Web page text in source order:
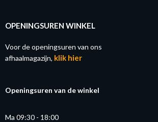
OPENINGSUREN WINKEL
Voor de openingsuren van ons
afhaalmagazijn, klik hier
Openingsuren van de winkel
Ma 09:30 - 18:00